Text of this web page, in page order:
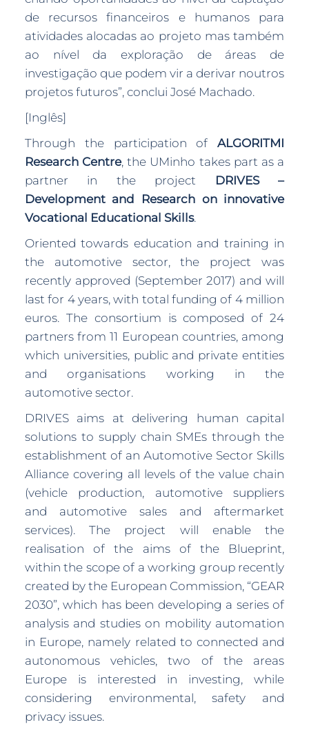
de recursos financeiros e humanos para
atividades alocadas ao projeto mas também
ao nível da exploração de áreas de
investigação que podem vir a derivar noutros
projetos futuros”, conclui José Machado.
[Inglês]
Through the participation ofALGORITMI
Research Centre, the UMinho takes part as a
partner in the project
DRIVES –
Development and Research on innovative
Vocational Educational Skills.
Oriented towards education and training in
the automotive sector, the project was
recently approved (September 2017) and will
last for 4 years, with total funding of 4 million
euros. The consortium is composed of 24
partners from 11 European countries, among
which universities, public and private entities
and organisations working in the
automotive sector.
DRIVES aims at delivering human capital
solutions to supply chain SMEs through the
establishment of an Automotive Sector Skills
Alliance covering all levels of the value chain
(vehicle production, automotive suppliers
and automotive sales and aftermarket
services). The project will enable the
realisation of the aims of the Blueprint,
within the scope of a working group recently
created by the European Commission, “GEAR
2030”, which has been developing a series of
analysis and studies on mobility automation
in Europe, namely related to connected and
autonomous vehicles, two of the areas
Europe is interested in investing, while
considering environmental, safety and
privacy issues.